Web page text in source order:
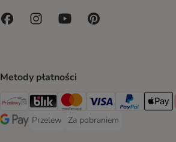
Metody płatności
Przelewy24 Payment Method
Blik Payment Method
MasterCard Payment Method
Visa Payment Method
PayPalApple
Google Pay Payment Method
Przelew
Przelew Payment Method
Za pobraniem
Za pobraniem Payment